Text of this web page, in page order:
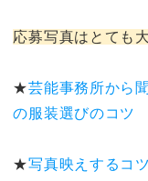
応募写真はとても
★芸能事務所から
の服装選びのコツ
★写真映えするコ